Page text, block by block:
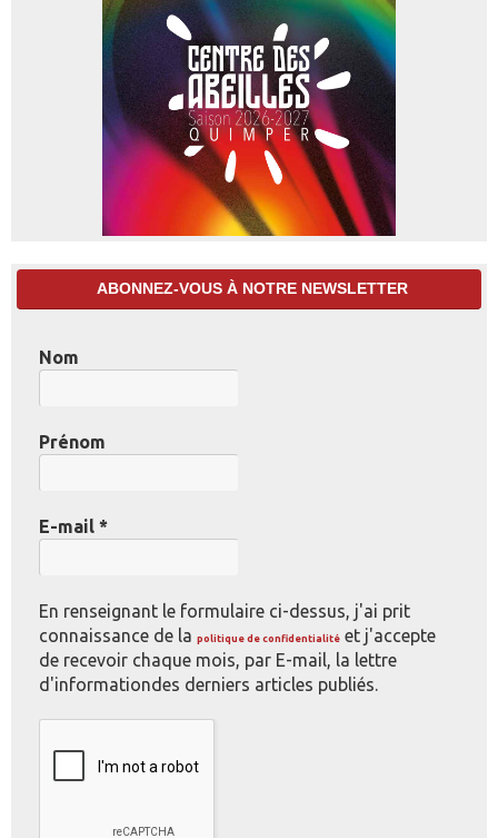
ABONNEZ-VOUS À NOTRE NEWSLETTER
Nom
Prénom
E-mail *
En renseignant le formulaire ci-dessus, j'ai prit
connaissance de la politique de confidentialité et j'accepte
de recevoir chaque mois, par E-mail, la lettre
d'informationdes derniers articles publiés.